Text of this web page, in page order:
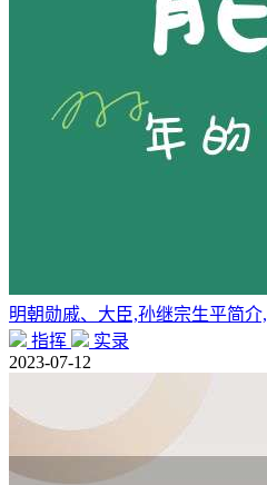
明朝勋戚、大臣,孙继宗生平简介
指挥
实录
2023-07-12